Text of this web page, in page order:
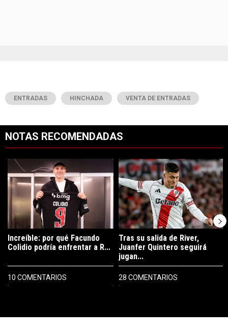
ENTRADAS HINCHADA VENTA DE ENTRADAS
NOTAS RECOMENDADAS
Un artículo de tendencia con el título "Increíble: por qué Facundo
Increíble: por qué Facundo
Colidio podría enfrentar a R...
10 COMENTARIOS
Un artículo de tendencia con el
Tras su salida de River,
Juanfer Quintero seguirá
jugan...
28 COMENTARIOS